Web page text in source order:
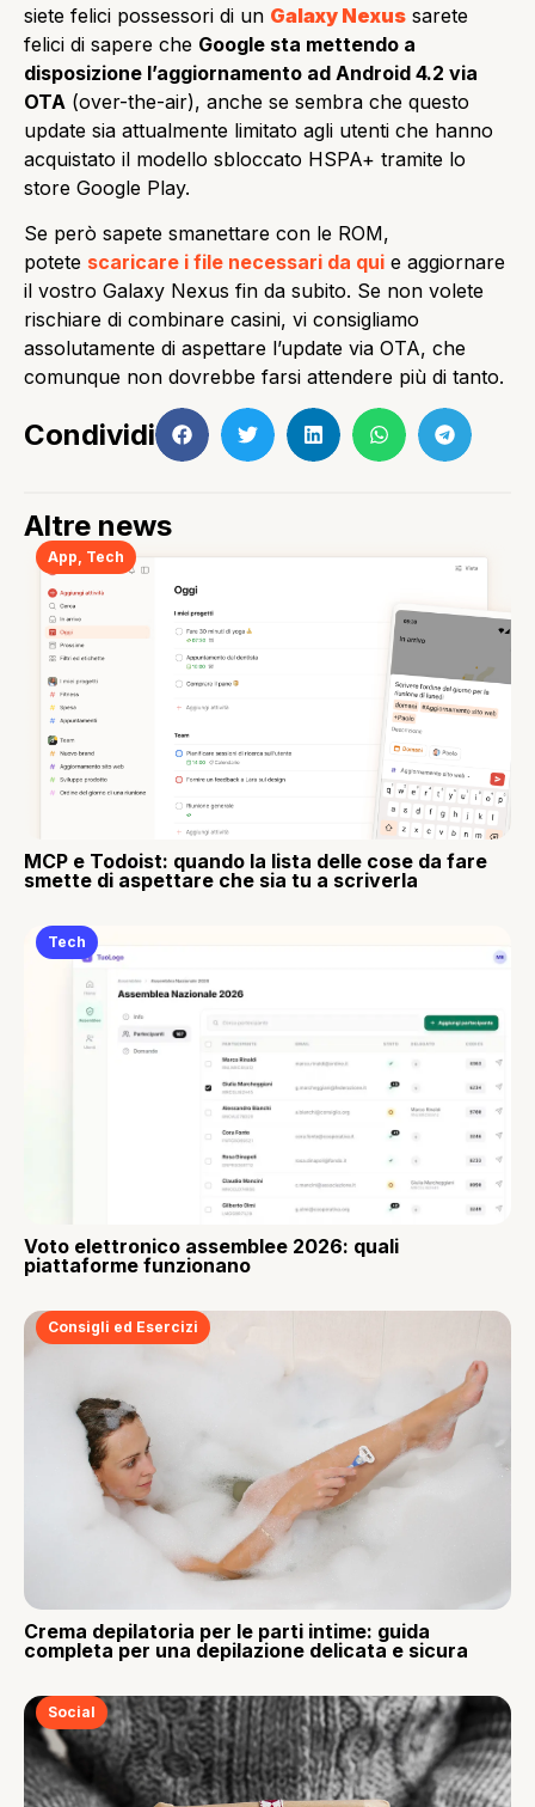
siete felici possessori di un Galaxy Nexus sarete
felici di sapere che Google sta mettendo a
disposizione l’aggiornamento ad Android 4.2 via
OTA (over-the-air), anche se sembra che questo
update sia attualmente limitato agli utenti che hanno
acquistato il modello sbloccato HSPA+ tramite lo
store Google Play.
Se però sapete smanettare con le ROM,
potete scaricare i file necessari da qui e aggiornare
il vostro Galaxy Nexus fin da subito. Se non volete
rischiare di combinare casini, vi consigliamo
assolutamente di aspettare l’update via OTA, che
comunque non dovrebbe farsi attendere più di tanto.
Condividi
Altre news
App, Tech
MCP e Todoist: quando la lista delle cose da fare
smette di aspettare che sia tu a scriverla
Tech
Voto elettronico assemblee 2026: quali
piattaforme funzionano
Consigli ed Esercizi
Crema depilatoria per le parti intime: guida
completa per una depilazione delicata e sicura
Social